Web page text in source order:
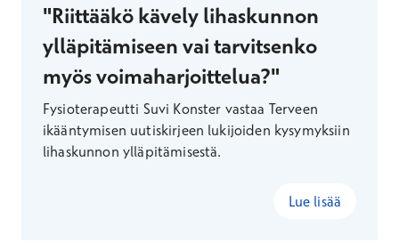
"Riittääkö kävely lihaskunnon
ylläpitämiseen vai tarvitsenko
myös voimaharjoittelua?"
Fysioterapeutti Suvi Konster vastaa Terveen
ikääntymisen uutiskirjeen lukijoiden kysymyksiin
lihaskunnon ylläpitämisestä.
Lue lisää